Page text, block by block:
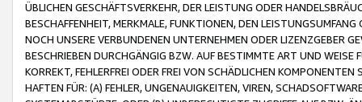
ÜBLICHEN GESCHÄFTSVERKEHR, DER LEISTUNG ODER
BESCHAFFENHEIT, MERKMALE, FUNKTIONEN, DEN
NOCH UNSERE VERBUNDENEN UNTERNEHMEN ODER LIZENZGEBER
BESCHRIEBEN DURCHGÄNGIG BZW. AUF BESTIMMTE ART UND
KORREKT, FEHLERFREI ODER FREI VON SCHÄDLICHEN
HAFTEN FÜR: (A) FEHLER, UNGENAUIGKEITEN, VIREN,